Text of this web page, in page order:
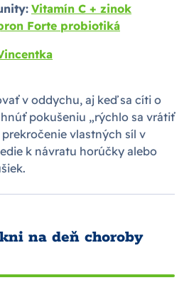
Vitamín C + zinok
Forte probiotiká
v oddychu, aj keď sa cíti o
pokušeniu „rýchlo sa vrátiť
vlastných síl v
k návratu horúčky alebo
na deň choroby